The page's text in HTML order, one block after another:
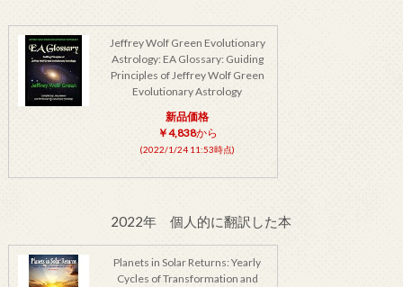
Jeffrey Wolf Green Evolutionary
Astrology: EA Glossary: Guiding
Principles of Jeffrey Wolf Green
Evolutionary Astrology
新品価格
￥4,838から
(2022/1/24 11:53時点)
2022年 個人的に翻訳した本
Planets in Solar Returns: Yearly
Cycles of Transformation and